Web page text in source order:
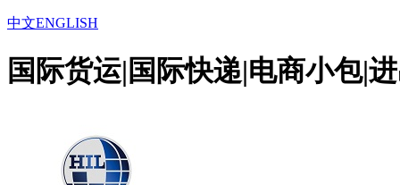
中文ENGLISH
国际货运|国际快递|电商小包|